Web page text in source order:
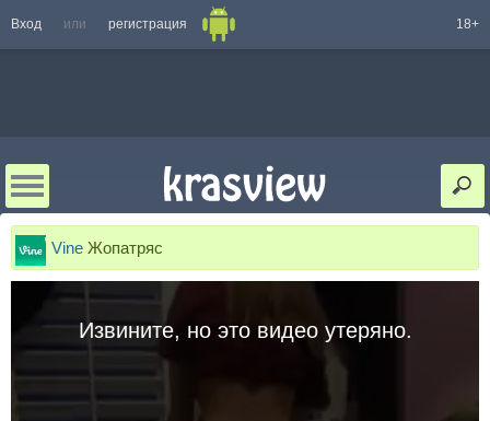
Вход или регистрация 18+
Vine Жопатряс
Извините, но это видео утеряно.